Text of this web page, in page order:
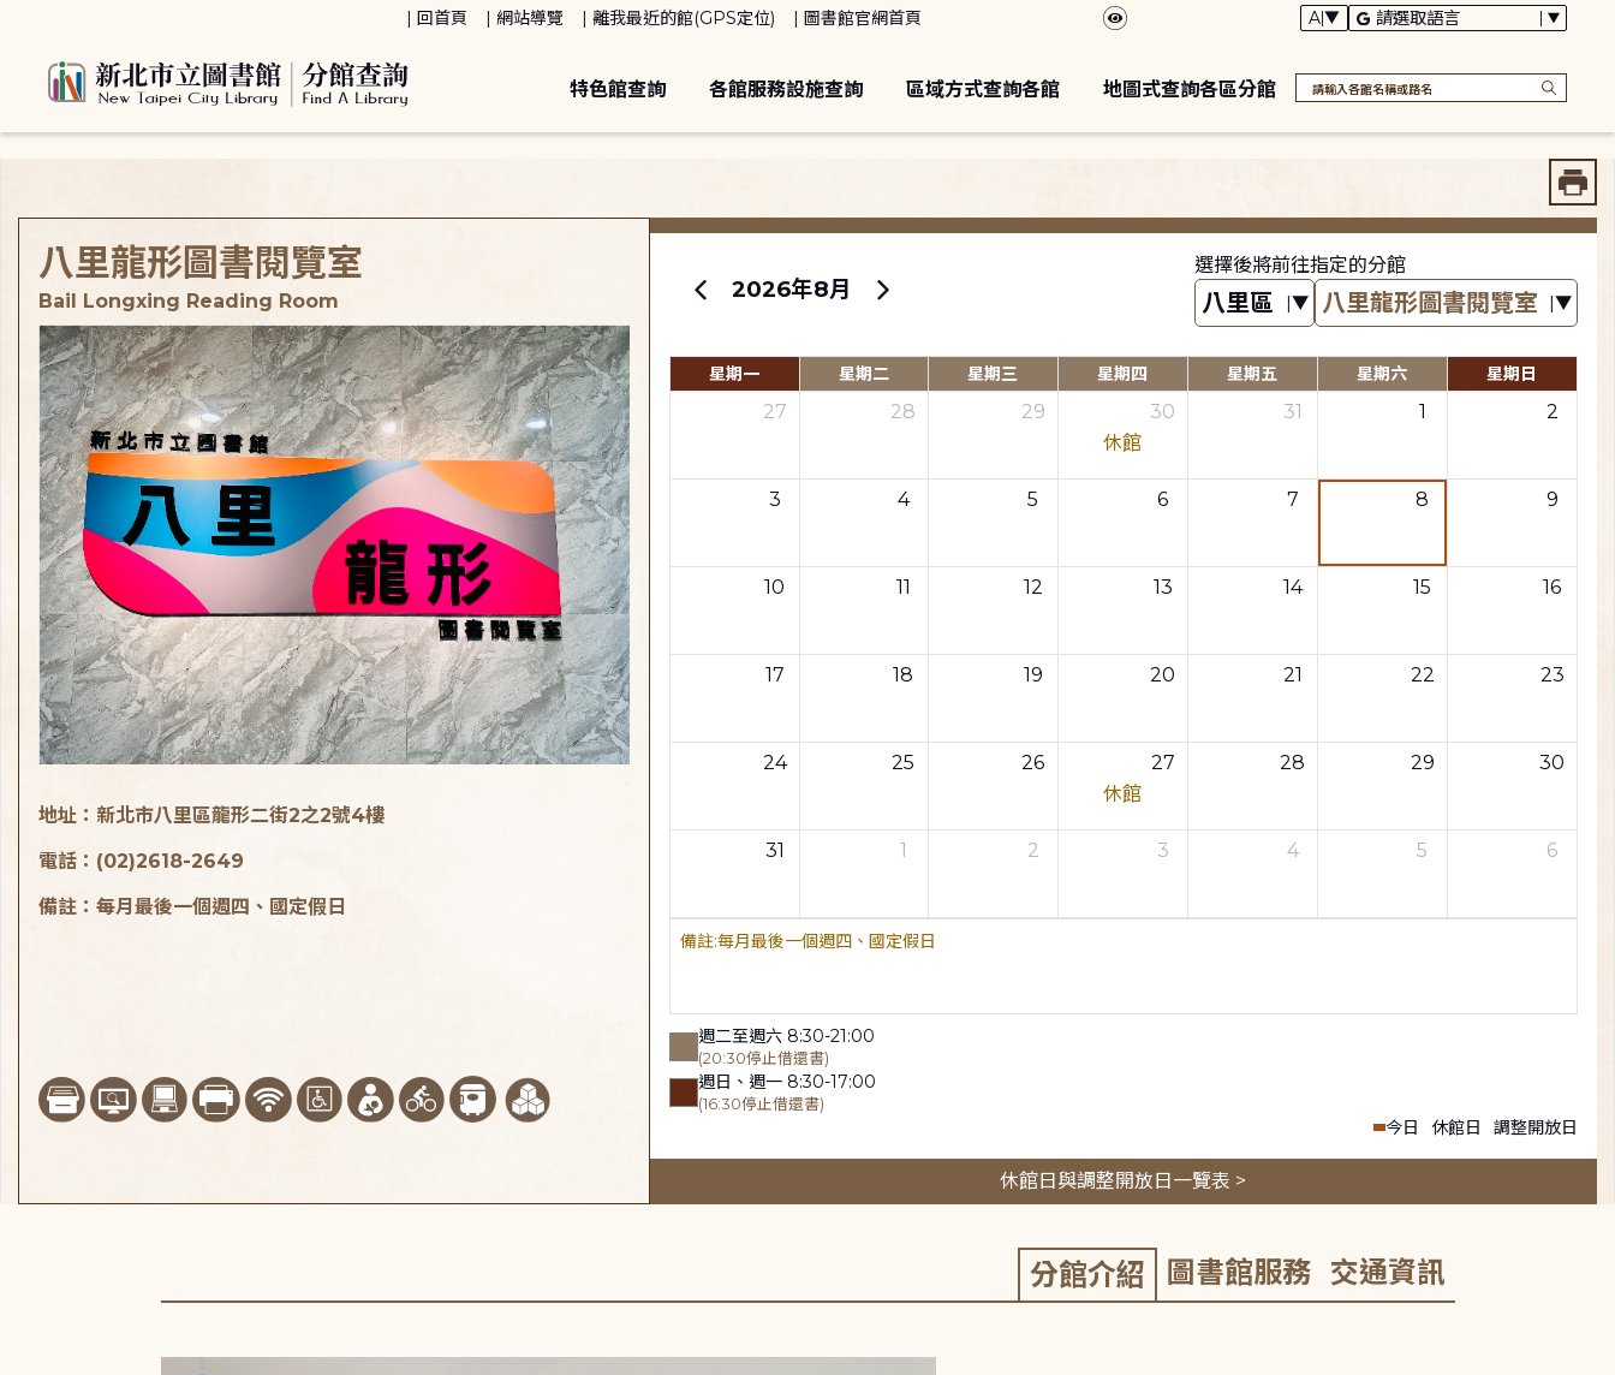
回首頁 網站導覽 離我最近的館(GPS定位) 圖書館官網首頁
特色館查詢 各館服務設施查詢 區域方式查詢各館 地圖式查詢各區分館
2026年8月
選擇後將前往指定的分館
星期一 星期二 星期三 星期四 星期五 星期六 星期日
27 28 29
30
休館
31 1 2
3 4 5 6 7 8 9
10 11 12 13 14 15 16
17 18 19 20 21 22 23
24 25 26
27
休館
28 29 30
31 1 2 3 4 5 6
每月最後一個週四、國定假日
週二至週六 8:30-21:00
(20:30停止借還書)
週日、週一 8:30-17:00
(16:30停止借還書)
今日 休館日 調整開放日
休館日與調整開放日一覽表 >
八里龍形圖書閱覽室
Bail Longxing Reading Room
地址：新北市八里區龍形二街2之2號4樓
電話：(02)2618-2649
備註：每月最後一個週四、國定假日
分館介紹 圖書館服務 交通資訊